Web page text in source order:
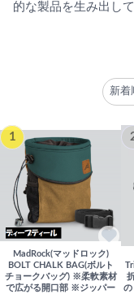
的な製品を生み出し
新着
1
MadRock(マッドロック)
BOLT CHALK BAG(ボルト
チョークバッグ) ※柔軟素材
で広がる開口部 ※ジッパー
の